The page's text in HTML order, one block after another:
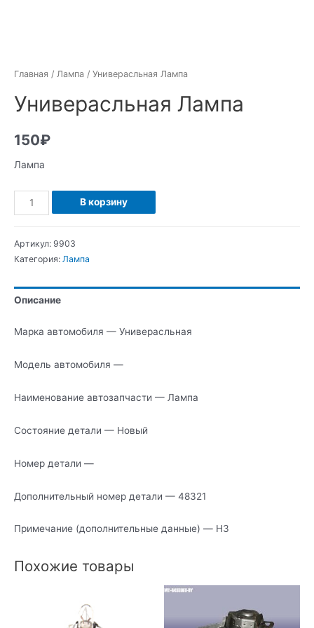
Главная / Лампа / Универасльная Лампа
Универасльная Лампа
150₽
Лампа
Количество
Универасльная
В корзину
Артикул: 9903
Категория: Лампа
Описание
Марка автомобиля — Универасльная
Модель автомобиля —
Наименование автозапчасти — Лампа
Состояние детали — Новый
Номер детали —
Дополнительный номер детали — 48321
Примечание (дополнительные данные) — H3
Похожие товары